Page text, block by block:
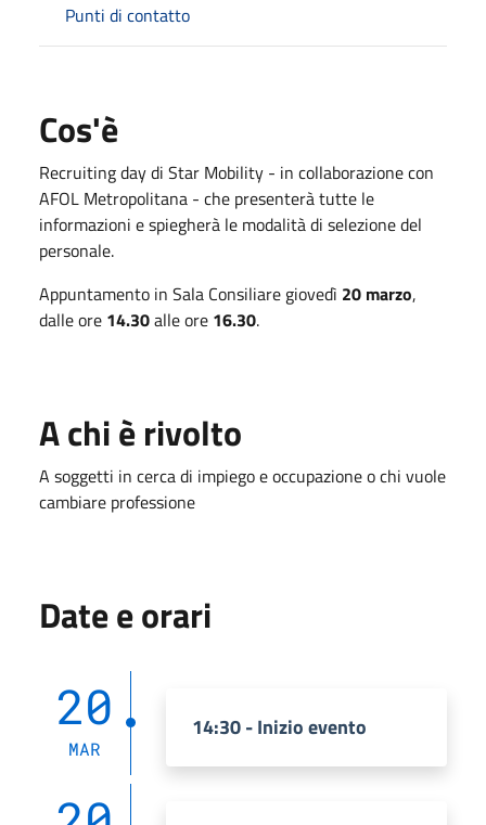
Punti di contatto
Cos'è
Recruiting day di Star Mobility - in collaborazione con
AFOL Metropolitana - che presenterà tutte le
informazioni e spiegherà le modalità di selezione del
personale.
Appuntamento in Sala Consiliare giovedì 20 marzo,
dalle ore 14.30alle ore 16.30.
A chi è rivolto
A soggetti in cerca di impiego e occupazione o chi vuole
cambiare professione
Date e orari
20
MAR
14:30 - Inizio evento